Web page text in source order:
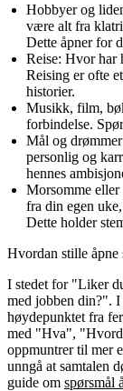
Hobbyer og
være alt fra
Dette åpner for
Reise: Hvor har
Reising er ofte
historier.
Musikk, film,
forbindelse.
Mål og
personlig og
hennes
Morsomme
fra din egen
Dette holder
Hvordan stille åpne
I stedet for "Liker
med jobben din?". I
høydepunktet fra
med "Hva",
oppmuntrer til mer
unngå at samtalen
guide om spørsmål